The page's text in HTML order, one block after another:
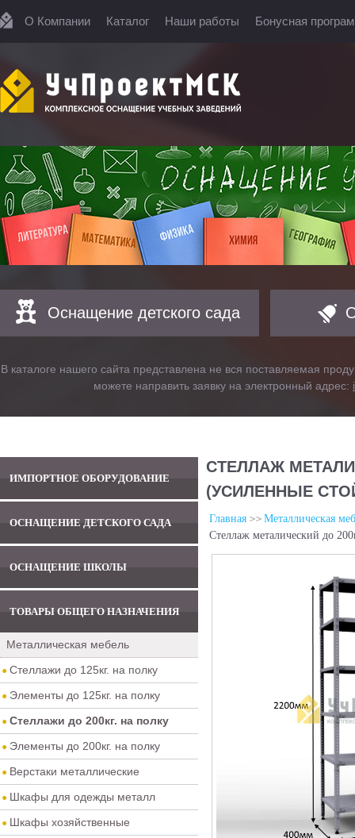
О Компании Каталог Наши работы Бонусная
Оснащение детского сада
В каталоге нашего сайта представлена не вся поставляемая
можете направить заявку на электронный адрес:
ИМПОРТНОЕ ОБОРУДОВАНИЕ
ОСНАЩЕНИЕ ДЕТСКОГО САДА
ОСНАЩЕНИЕ ШКОЛЫ
ТОВАРЫ ОБЩЕГО НАЗНАЧЕНИЯ
Металлическая мебель
Стеллажи до 125кг. на полку
Элементы до 125кг. на полку
Стеллажи до 200кг. на полку
Элементы до 200кг. на полку
Верстаки металлические
Шкафы для одежды металл
Шкафы хозяйственные
СТЕЛЛАЖ
(УСИЛЕННЫЕ
Главная
Металлическая
Стеллаж металический до